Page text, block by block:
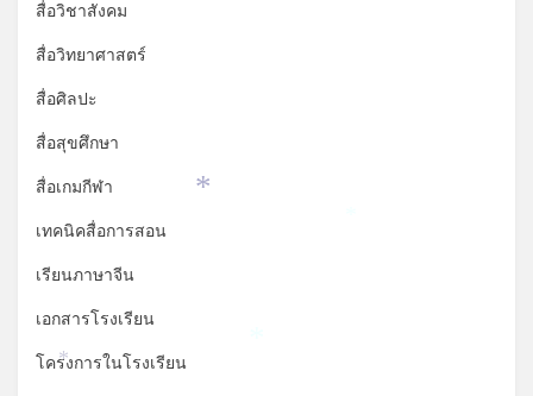
สื่อวิชาสังคม
สื่อวิทยาศาสตร์
สื่อศิลปะ
สื่อสุขศึกษา
สื่อเกมกีฬา
เทคนิคสื่อการสอน
เรียนภาษาจีน
เอกสารโรงเรียน
โครงการในโรงเรียน
*